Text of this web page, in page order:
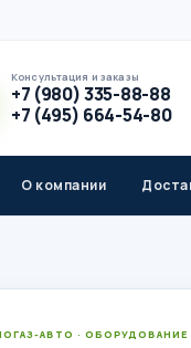
Консультация и заказы
+7 (980) 335-88-88
+7 (495) 664-54-80
О компании
АВТО ·